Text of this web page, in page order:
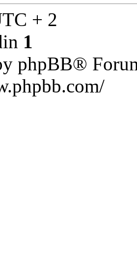
+ 2
1
phpBB®